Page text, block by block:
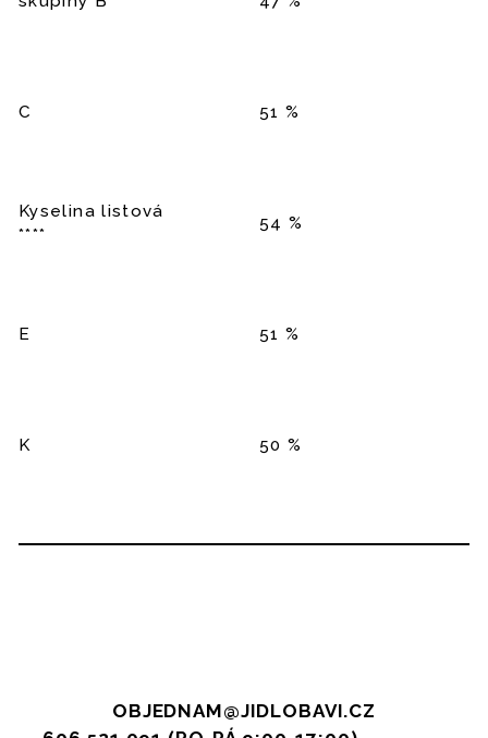
C 51 %
Kyselina listová
****
54 %
E 51 %
K 50 %
OBJEDNAM@JIDLOBAVI.CZ